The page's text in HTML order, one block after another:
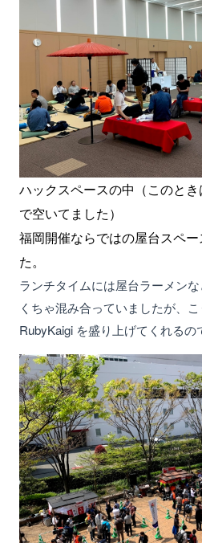
ハックスペースの中（このと
で空いてました）
福岡開催ならではの屋台スペ
た。
ランチタイムには屋台ラーメン
くちゃ混み合っていましたが、
RubyKaigi を盛り上げてくれるの